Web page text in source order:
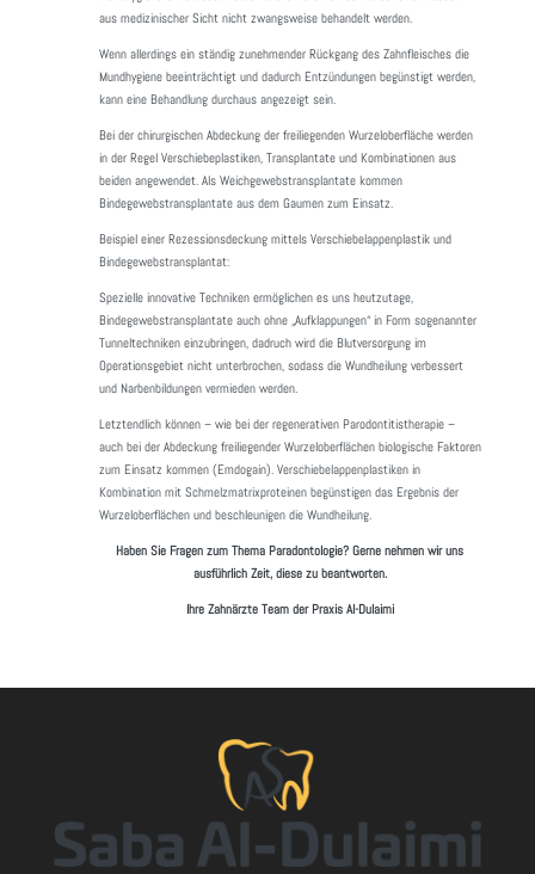
aus medizinischer Sicht nicht zwangsweise behandelt werden.
Wenn allerdings ein ständig zunehmender Rückgang des Zahnfleisches die
Mundhygiene beeinträchtigt und dadurch Entzündungen begünstigt werden,
kann eine Behandlung durchaus angezeigt sein.
Bei der chirurgischen Abdeckung der freiliegenden Wurzeloberfläche werden
in der Regel Verschiebeplastiken, Transplantate und Kombinationen aus
beiden angewendet. Als Weichgewebstransplantate kommen
Bindegewebstransplantate aus dem Gaumen zum Einsatz.
Beispiel einer Rezessionsdeckung mittels Verschiebelappenplastik und
Bindegewebstransplantat:
Spezielle innovative Techniken ermöglichen es uns heutzutage,
Bindegewebstransplantate auch ohne „Aufklappungen“ in Form sogenannter
Tunneltechniken einzubringen, dadruch wird die Blutversorgung im
Operationsgebiet nicht unterbrochen, sodass die Wundheilung verbessert
und Narbenbildungen vermieden werden.
Letztendlich können – wie bei der regenerativen Parodontitistherapie –
auch bei der Abdeckung freiliegender Wurzeloberflächen biologische Faktoren
zum Einsatz kommen (Emdogain). Verschiebelappenplastiken in
Kombination mit Schmelzmatrixproteinen begünstigen das Ergebnis der
Wurzeloberflächen und beschleunigen die Wundheilung.
Haben Sie Fragen zum Thema Paradontologie? Gerne nehmen wir uns
ausführlich Zeit, diese zu beantworten.
Ihre Zahnärzte Team der Praxis Al-Dulaimi